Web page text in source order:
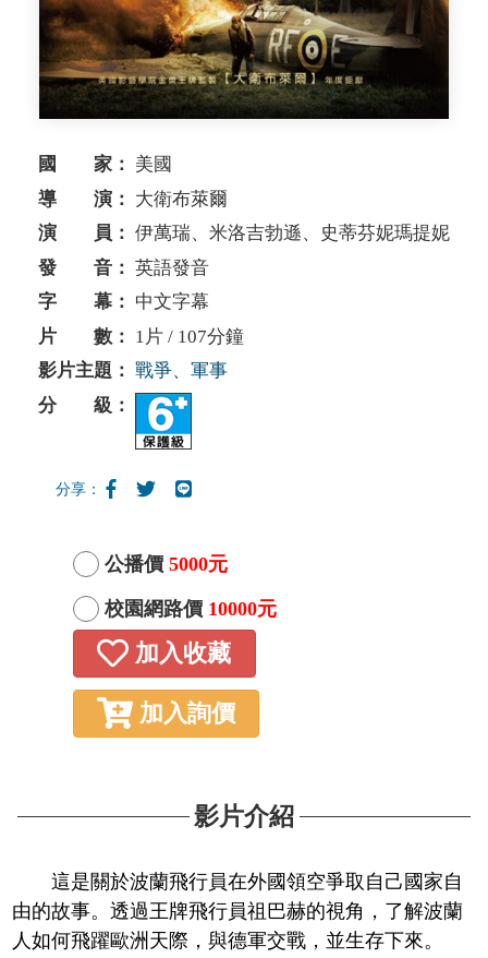
國 家： 美國
導 演： 大衛布萊爾
演 員： 伊萬瑞、米洛吉勃遜、史蒂芬妮瑪提妮
發 音： 英語發音
字 幕： 中文字幕
片 數： 1片 / 107分鐘
影片主題： 戰爭、軍事
分 級：
分享：
公播價 5000元
校園網路價 10000元
加入收藏
加入詢價
影片介紹
這是關於波蘭飛行員在外國領空爭取自己國家自
由的故事。透過王牌飛行員祖巴赫的視角，了解波蘭
人如何飛躍歐洲天際，與德軍交戰，並生存下來。